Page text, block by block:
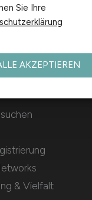
& Vielfalt
Sie Ihre
AKZEPTIEREN